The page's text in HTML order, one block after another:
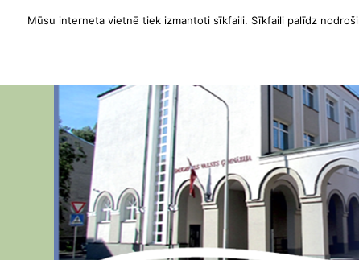
Mūsu interneta vietnē tiek izmantoti sīkfaili. Sīkfaili palīdz